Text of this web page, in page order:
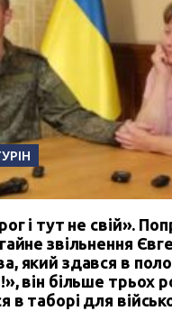
і тут не свій».
звільнення
який здався в
він більше трьох
в таборі для